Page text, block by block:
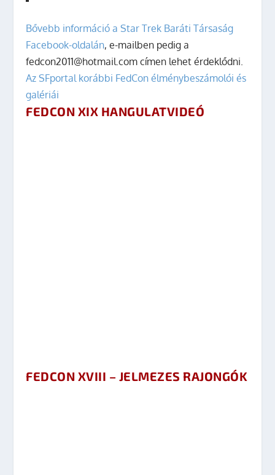
Bővebb információ a Star Trek Baráti Társaság
Facebook-oldalán, e-mailben pedig a
fedcon2011@hotmail.com címen lehet érdeklődni.
Az SFportal korábbi FedCon élménybeszámolói és
galériái
FEDCON XIX HANGULATVIDEÓ
FEDCON XVIII – JELMEZES RAJONGÓK